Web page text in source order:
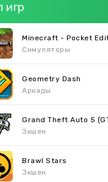
игр
Minecraft - Pocket
Симуляторы
Geometry Dash
Аркады
Grand Theft Auto 5
Экшен
Brawl Stars
Экшен